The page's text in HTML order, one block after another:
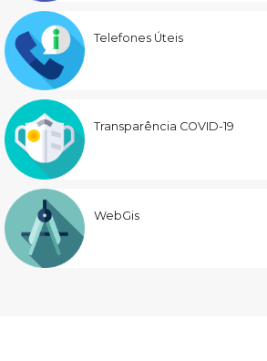
Telefones Úteis
Transparência COVID-19
WebGis